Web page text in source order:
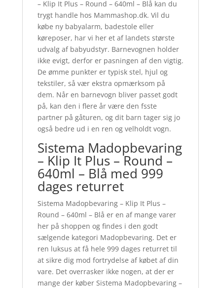
– Klip It Plus – Round – 640ml – Blå kan du
trygt handle hos Mammashop.dk. Vil du
købe ny babyalarm, badestole eller
køreposer, har vi her et af landets største
udvalg af babyudstyr. Barnevognen holder
ikke evigt, derfor er pasningen af den vigtig.
De ømme punkter er typisk stel, hjul og
tekstiler, så vær ekstra opmærksom på
dem. Når en barnevogn bliver passet godt
på, kan den i flere år være den fsste
partner på gåturen, og dit barn tager sig jo
også bedre ud i en ren og velholdt vogn.
Sistema Madopbevaring
– Klip It Plus – Round –
640ml – Blå med 999
dages returret
Sistema Madopbevaring – Klip It Plus –
Round – 640ml – Blå er en af mange varer
her på shoppen og findes i den godt
sælgende kategori Madopbevaring. Det er
ren luksus at få hele 999 dages returret til
at sikre dig mod fortrydelse af købet af din
vare. Det overrasker ikke nogen, at der er
mange der køber Sistema Madopbevaring –